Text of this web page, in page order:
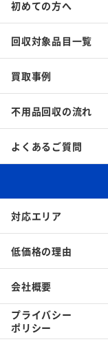
回収対象品目一覧
買取事例
不用品回収の流れ
よくあるご質問
対応エリア
低価格の理由
会社概要
プライバシー
ポリシー